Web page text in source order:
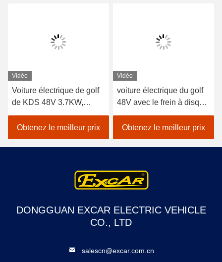
Vidéo
Voiture électrique de golf
de KDS 48V 3.7KW,
chariot de golf de voiture
de club d'axe de l'Italie
Graziano
Obtenez le meilleur prix
Vidéo
voiture électrique du golf
48V avec le frein à disque
spécial de personne en
aluminium du châssis 2
Obtenez le meilleur prix
DONGGUAN EXCAR ELECTRIC VEHICLE
CO., LTD
salescn@excar.com.cn